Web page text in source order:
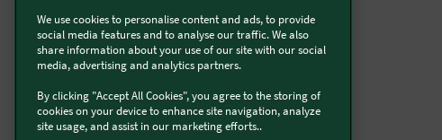
Appuntamento con un Incaricato Bimby
We use cookies to personalise content and ads, to provide
social media features and to analyse our traffic. We also
share information about your use of our site with our social
media, advertising and analytics partners.
By clicking "Accept All Cookies", you agree to the storing of
cookies on your device to enhance site navigation, analyze
site usage, and assist in our marketing efforts..